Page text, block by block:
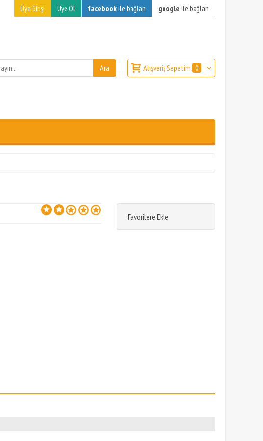
Üye Girişi Üye Ol facebookile bağlan google ile bağlan
Alışveriş Sepetim 0
Favorilere Ekle